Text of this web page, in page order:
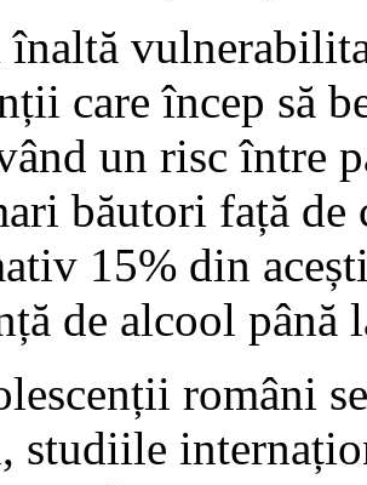
înaltă
care încep să
un risc între
băutori față de
15% din
de alcool până
români
studiile